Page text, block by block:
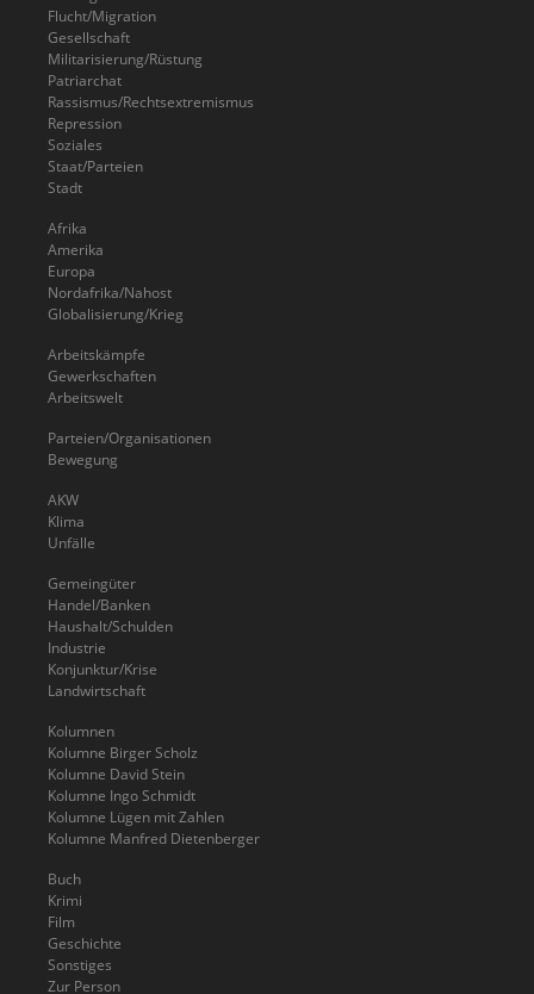
Flucht/Migration
Gesellschaft
Militarisierung/Rüstung
Patriarchat
Rassismus/Rechtsextremismus
Repression
Soziales
Staat/Parteien
Stadt
Afrika
Amerika
Europa
Nordafrika/Nahost
Globalisierung/Krieg
Arbeitskämpfe
Gewerkschaften
Arbeitswelt
Parteien/Organisationen
Bewegung
AKW
Klima
Unfälle
Gemeingüter
Handel/Banken
Haushalt/Schulden
Industrie
Konjunktur/Krise
Landwirtschaft
Kolumnen
Kolumne Birger Scholz
Kolumne David Stein
Kolumne Ingo Schmidt
Kolumne Lügen mit Zahlen
Kolumne Manfred Dietenberger
Buch
Krimi
Film
Geschichte
Sonstiges
Zur Person